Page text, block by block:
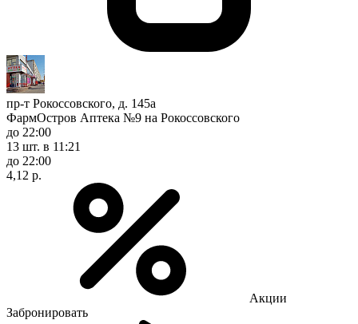
пр-т Рокоссовского, д. 145а
ФармОстров Аптека №9 на Рокоссовского
до 22:00
13 шт. в 11:21
до 22:00
4,12 р.
Акции
Забронировать